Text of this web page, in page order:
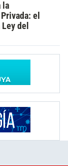
la
el
del